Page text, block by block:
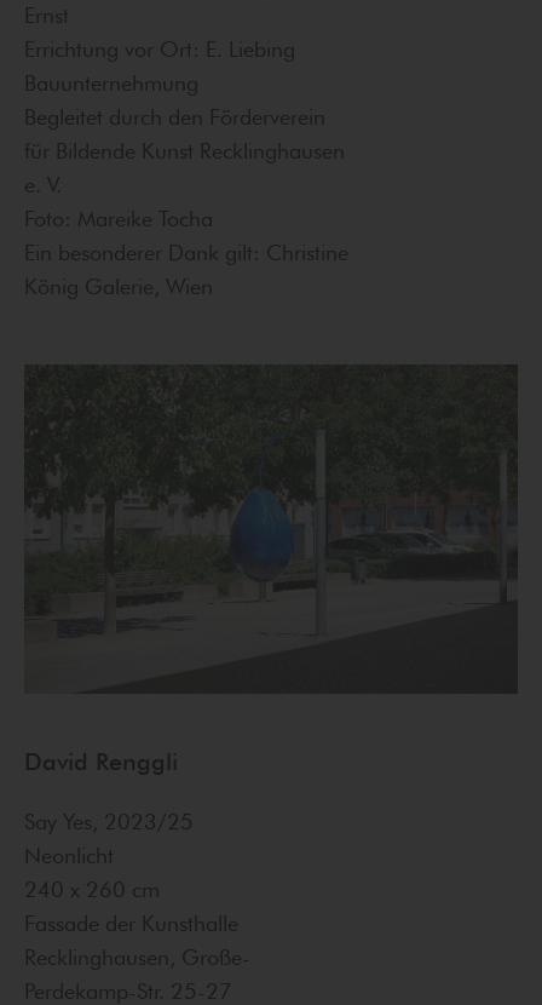
Ernst
Errichtung vor Ort: E. Liebing
Bauunternehmung
Begleitet durch den Förderverein
für Bildende Kunst Recklinghausen
e. V.
Foto: Mareike Tocha
Ein besonderer Dank gilt: Christine
König Galerie, Wien
David Renggli
Say Yes, 2023/25
Neonlicht
240 x 260 cm
Fassade der Kunsthalle
Recklinghausen, Große-
Perdekamp-Str. 25-27